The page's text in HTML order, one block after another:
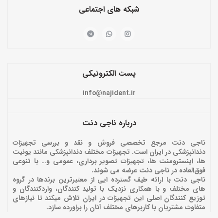
شبکه های اجتماعی
پست الکترونیکی
info@najident.ir
درباره ناجی دنت
ناجی دنت مرجع تخصصی فروش و نقد و بررسی تجهیزات
دندانپزشکی در ایران است. تجهیزات مختلف دندانپزشکی مانند یونیت
ها، اینسترومنت ها، تجهیزات تصویر برداری، عمومی و… با تنوعی
فوق‌العاده در ناجی دنت عرضه می شوند.
ناجی دنت با ارائه‌ طیف گسترده ایی از معتبرترین برندها در گروه
های مختلف و با همکاری نزدیک با تولید کنندگان، واردکنندگان و
توزیع کنندگان اصلی این تجهیزات در ایران تلاش میکند تا نیازهای
متفاوت مشتریان با کاربرهای مختلف آنان را براورده سازد.